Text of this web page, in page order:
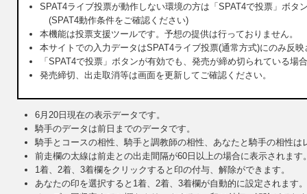
SPAT4ライブ投票が動作しない環境の方は「SPAT4で投票」ボタ
(SPAT4動作条件をご確認ください)
本機能は投票支援ツールです。予想の提供は行っておりません。
本サイトでの入力データはSPAT4ライブ投票(通常方式)にのみ反映
「SPAT4で投票」ボタンが有効でも、発売が締め切られている
発売締切、出走取消等は画面を更新してご確認ください。
6月20日現在の表示データです。
騎手のデータは前日までのデータです。
騎手とコースの相性、騎手と調教師の相性、あなたと騎手の相性は
前走欄の太線は前走との出走間隔が60日以上の場合に表示されます
1着、2着、3着欄をクリックすると印の付与、解除ができます。
あなたの印を選択すると1着、2着、3着欄が自動的に設定されます